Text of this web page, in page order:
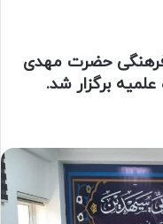
حضرت مهدی
برگزار شد.